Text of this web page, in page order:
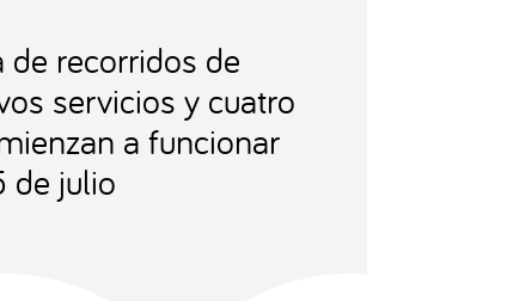
recorridos de
servicios y cuatro
a funcionar
de julio